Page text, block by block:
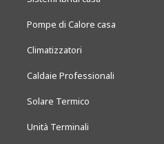
Pompe di Calore casa
Climatizzatori
Caldaie Professionali
Solare Termico
Unità Terminali